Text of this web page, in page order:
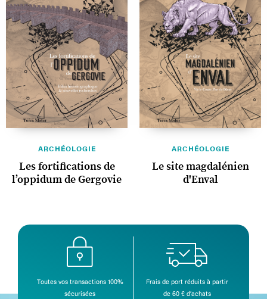
ARCHÉOLOGIE
Les fortifications de
l’oppidum de Gergovie
ARCHÉOLOGIE
Le site magdalénien
d'Enval
Toutes vos transactions 100%
sécurisées
Frais de port réduits à partir
de 60 € d’achats